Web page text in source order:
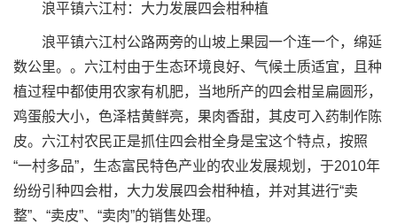
浪平镇六江村：大力发展四会柑种植
浪平镇六江村公路两旁的山坡上果园一个连一个，绵延
数公里。。六江村由于生态环境良好、气候土质适宜，且种
植过程中都使用农家有机肥，当地所产的四会柑呈扁圆形，
鸡蛋般大小，色泽桔黄鲜亮，果肉香甜，其皮可入药制作陈
皮。六江村农民正是抓住四会柑全身是宝这个特点，按照
“一村多品”，生态富民特色产业的农业发展规划，于2010年
纷纷引种四会柑，大力发展四会柑种植，并对其进行“卖
整”、“卖皮”、“卖肉”的销售处理。